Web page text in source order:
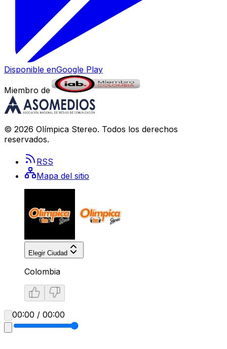
Disponible enGoogle Play
Miembro de
© 2026 Olímpica Stereo. Todos los derechos
reservados.
RSS
Mapa del sitio
Elegir Ciudad
Colombia
00:00 / 00:00